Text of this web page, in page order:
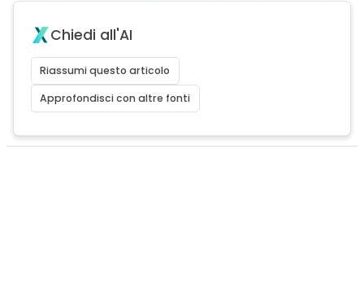
Chiedi all'AI
Riassumi questo articolo
Approfondisci con altre fonti